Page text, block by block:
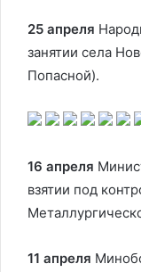
25 апреля
занятии села
Попасной).
16 апреля
взятии под
11 апреля